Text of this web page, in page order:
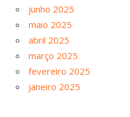
junho 2025
maio 2025
abril 2025
março 2025
fevereiro 2025
janeiro 2025